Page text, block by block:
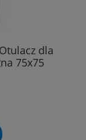
dla
75x75